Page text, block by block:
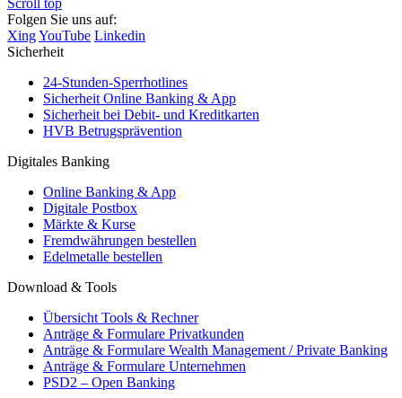
Scroll top
Folgen Sie uns auf:
XingYouTube Linkedin
Sicherheit
24-Stunden-Sperrhotlines
Sicherheit Online Banking & App
Sicherheit bei Debit- und Kreditkarten
HVB Betrugsprävention
Digitales Banking
Online Banking & App
Digitale Postbox
Märkte & Kurse
Fremdwährungen bestellen
Edelmetalle bestellen
Download & Tools
Übersicht Tools & Rechner
Anträge & Formulare Privatkunden
Anträge & Formulare Wealth Management / Private Banking
Anträge & Formulare Unternehmen
PSD2 – Open Banking